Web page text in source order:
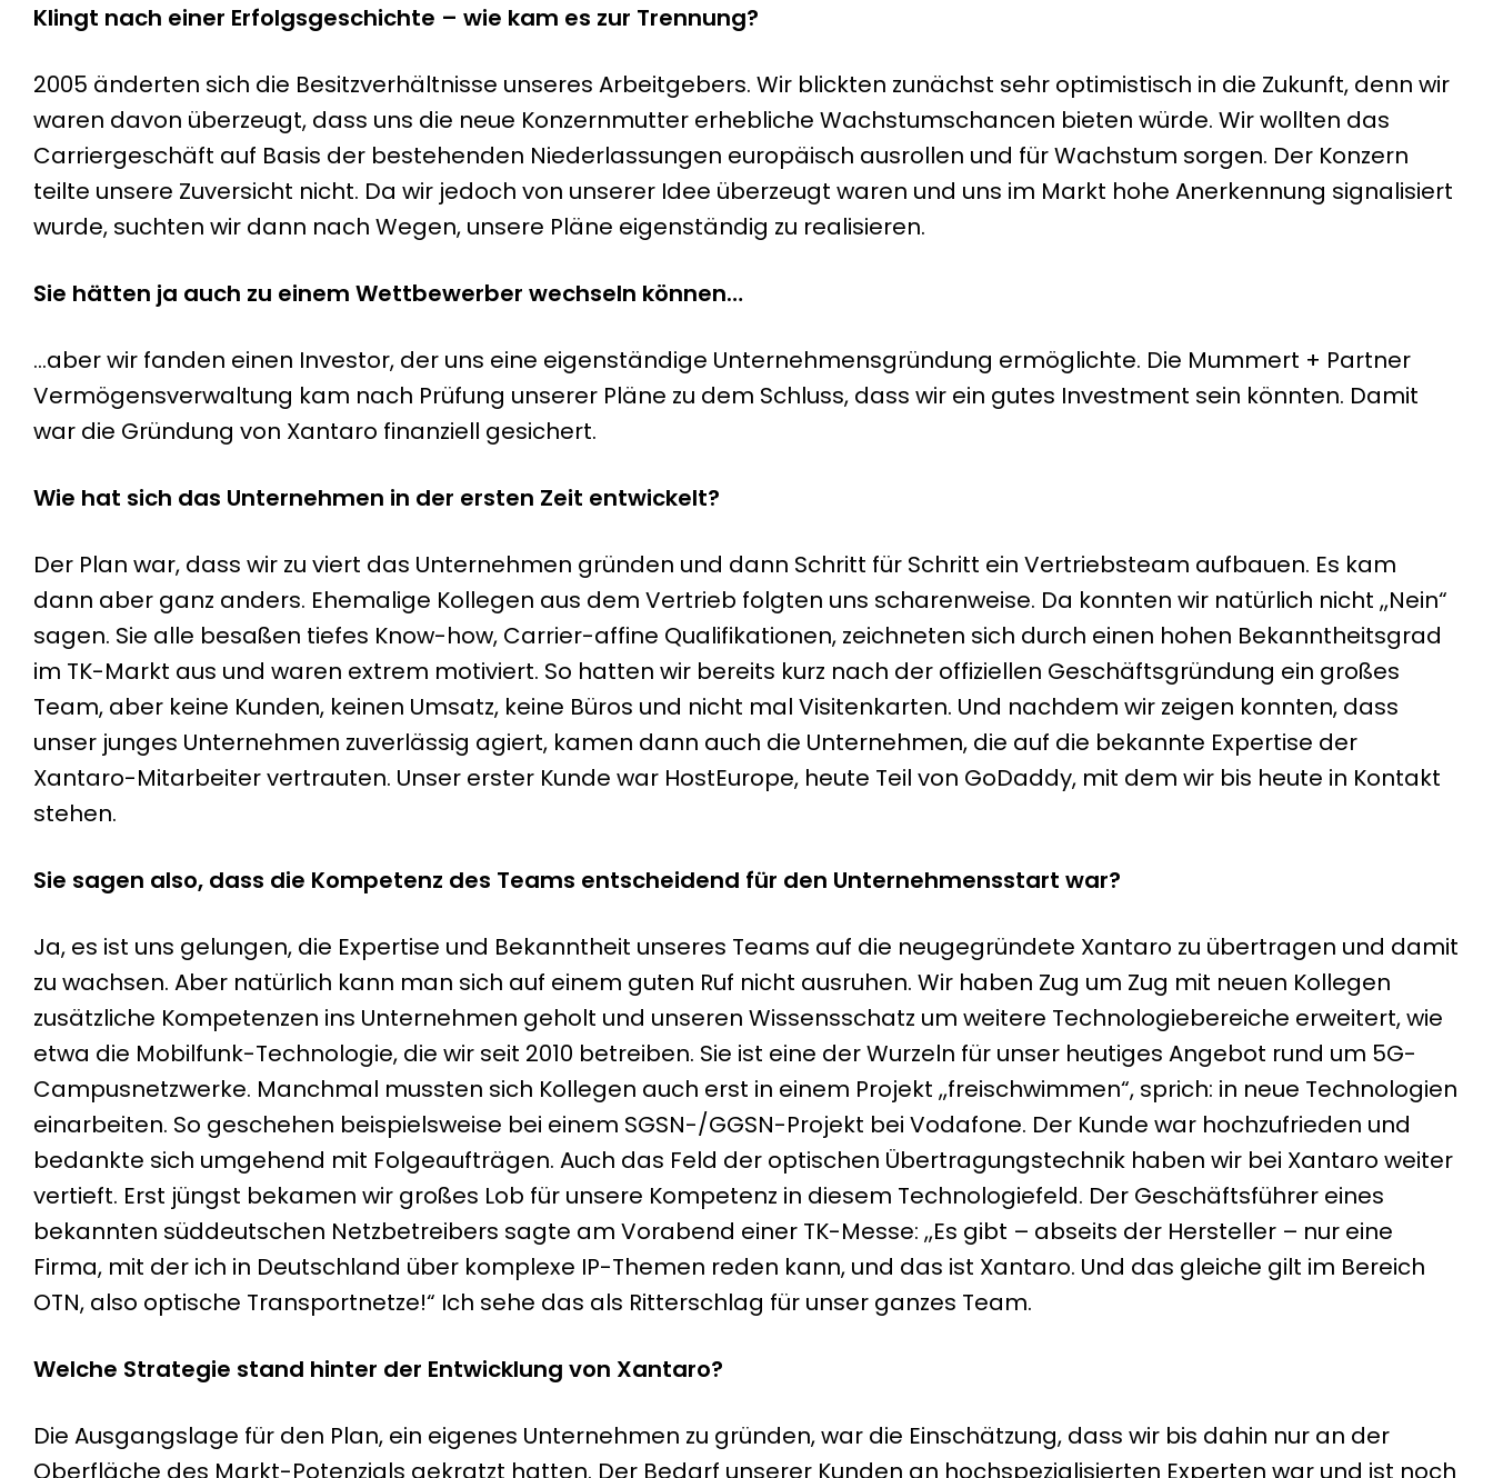
Klingt nach einer Erfolgsgeschichte – wie kam es zur Trennung?
2005 änderten sich die Besitzverhältnisse unseres Arbeitgebers. Wir blickten zunächst sehr optimistisch in die Zukunft, denn wir
waren davon überzeugt, dass uns die neue Konzernmutter erhebliche Wachstumschancen bieten würde. Wir wollten das
Carriergeschäft auf Basis der bestehenden Niederlassungen europäisch ausrollen und für Wachstum sorgen. Der Konzern
teilte unsere Zuversicht nicht. Da wir jedoch von unserer Idee überzeugt waren und uns im Markt hohe Anerkennung signalisiert
wurde, suchten wir dann nach Wegen, unsere Pläne eigenständig zu realisieren.
Sie hätten ja auch zu einem Wettbewerber wechseln können…
…aber wir fanden einen Investor, der uns eine eigenständige Unternehmensgründung ermöglichte. Die Mummert + Partner
Vermögensverwaltung kam nach Prüfung unserer Pläne zu dem Schluss, dass wir ein gutes Investment sein könnten. Damit
war die Gründung von Xantaro finanziell gesichert.
Wie hat sich das Unternehmen in der ersten Zeit entwickelt?
Der Plan war, dass wir zu viert das Unternehmen gründen und dann Schritt für Schritt ein Vertriebsteam aufbauen. Es kam
dann aber ganz anders. Ehemalige Kollegen aus dem Vertrieb folgten uns scharenweise. Da konnten wir natürlich nicht „Nein“
sagen. Sie alle besaßen tiefes Know-how, Carrier-affine Qualifikationen, zeichneten sich durch einen hohen Bekanntheitsgrad
im TK-Markt aus und waren extrem motiviert. So hatten wir bereits kurz nach der offiziellen Geschäftsgründung ein großes
Team, aber keine Kunden, keinen Umsatz, keine Büros und nicht mal Visitenkarten. Und nachdem wir zeigen konnten, dass
unser junges Unternehmen zuverlässig agiert, kamen dann auch die Unternehmen, die auf die bekannte Expertise der
Xantaro-Mitarbeiter vertrauten. Unser erster Kunde war HostEurope, heute Teil von GoDaddy, mit dem wir bis heute in Kontakt
stehen.
Sie sagen also, dass die Kompetenz des Teams entscheidend für den Unternehmensstart war?
Ja, es ist uns gelungen, die Expertise und Bekanntheit unseres Teams auf die neugegründete Xantaro zu übertragen und damit
zu wachsen. Aber natürlich kann man sich auf einem guten Ruf nicht ausruhen. Wir haben Zug um Zug mit neuen Kollegen
zusätzliche Kompetenzen ins Unternehmen geholt und unseren Wissensschatz um weitere Technologiebereiche erweitert, wie
etwa die Mobilfunk-Technologie, die wir seit 2010 betreiben. Sie ist eine der Wurzeln für unser heutiges Angebot rund um 5G-
Campusnetzwerke. Manchmal mussten sich Kollegen auch erst in einem Projekt „freischwimmen“, sprich: in neue Technologien
einarbeiten. So geschehen beispielsweise bei einem SGSN-/GGSN-Projekt bei Vodafone. Der Kunde war hochzufrieden und
bedankte sich umgehend mit Folgeaufträgen. Auch das Feld der optischen Übertragungstechnik haben wir bei Xantaro weiter
vertieft. Erst jüngst bekamen wir großes Lob für unsere Kompetenz in diesem Technologiefeld. Der Geschäftsführer eines
bekannten süddeutschen Netzbetreibers sagte am Vorabend einer TK-Messe: „Es gibt – abseits der Hersteller – nur eine
Firma, mit der ich in Deutschland über komplexe IP-Themen reden kann, und das ist Xantaro. Und das gleiche gilt im Bereich
OTN, also optische Transportnetze!“ Ich sehe das als Ritterschlag für unser ganzes Team.
Welche Strategie stand hinter der Entwicklung von Xantaro?
Die Ausgangslage für den Plan, ein eigenes Unternehmen zu gründen, war die Einschätzung, dass wir bis dahin nur an der
Oberfläche des Markt-Potenzials gekratzt hatten. Der Bedarf unserer Kunden an hochspezialisierten Experten war und ist noch